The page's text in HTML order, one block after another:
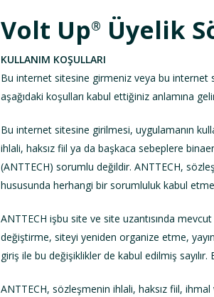
Volt Up® Üyelik
KULLANIM KOŞULLARI
Bu internet sitesine girmeniz veya bu internet
aşağıdaki koşulları kabul ettiğiniz anlamına
Bu internet sitesine girilmesi, uygulamanın
ihlali, haksız fiil ya da başkaca sebeplere
(ANTTECH) sorumlu değildir. ANTTECH,
hususunda herhangi bir sorumluluk kabul
ANTTECH işbu site ve site uzantısında
değiştirme, siteyi yeniden organize etme,
giriş ile bu değişiklikler de kabul edilmiş
ANTTECH, sözleşmenin ihlali, haksız fiil,